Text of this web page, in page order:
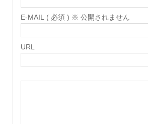
E-MAIL ( 必須 ) ※ 公開されません
URL